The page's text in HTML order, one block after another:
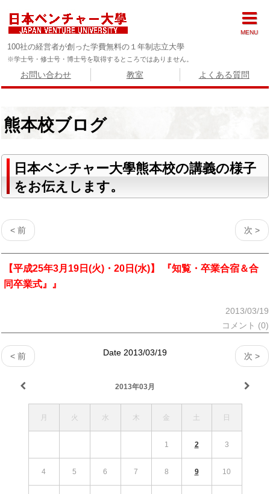
100社の経営者が創った学費無料の１年制志立大學
※学士号・修士号・博士号を取得するところではありません。
お問い合わせ 教室 よくある質問
熊本校ブログ
日本ベンチャー大學熊本校の講義の様子
をお伝えします。
< 前 次 >
【平成25年3月19日(火)・20日(水)】 『知覧・卒業合宿＆合
同卒業式』』
2013/03/19
コメント (0)
< 前 次 >
Date 2013/03/19
2013年03月
月 火 水 木 金 土 日
1 2 3
4 5 6 7 8 9 10
MENU